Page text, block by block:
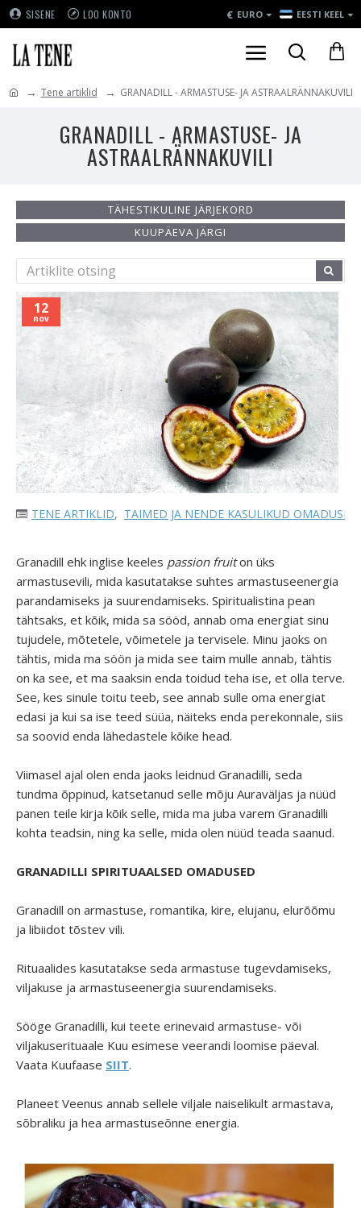
SISENE LOO KONTO € EURO EESTI KEEL
Tene artiklid GRANADILL - ARMASTUSE- JA ASTRAALRÄNNAKUVILI
GRANADILL - ARMASTUSE- JA
ASTRAALRÄNNAKUVILI
TÄHESTIKULINE JÄRJEKORD
KUUPÄEVA JÄRGI
12
nov
TENE ARTIKLID, TAIMED JA NENDE KASULIKUD OMADUSED
Granadill ehk inglise keeles passion fruiton üks
armastusevili, mida kasutatakse suhtes armastuseenergia
parandamiseks ja suurendamiseks. Spiritualistina pean
tähtsaks, et kõik, mida sa sööd, annab oma energiat sinu
tujudele, mõtetele, võimetele ja tervisele. Minu jaoks on
tähtis, mida ma söön ja mida see taim mulle annab, tähtis
on ka see, et ma saaksin enda toidud teha ise, et olla terve.
See, kes sinule toitu teeb, see annab sulle oma energiat
edasi ja kui sa ise teed süüa, näiteks enda perekonnale, siis
sa soovid enda lähedastele kõike head.
Viimasel ajal olen enda jaoks leidnud Granadilli, seda
tundma õppinud, katsetanud selle mõju Auraväljas ja nüüd
panen teile kirja kõik selle, mida ma juba varem Granadilli
kohta teadsin, ning ka selle, mida olen nüüd teada saanud.
GRANADILLI SPIRITUAALSED OMADUSED
Granadill on armastuse, romantika, kire, elujanu, elurõõmu
ja libiidot tõstev vili.
Rituaalides kasutatakse seda armastuse tugevdamiseks,
viljakuse ja armastuseenergia suurendamiseks.
Sööge Granadilli, kui teete erinevaid armastuse- või
viljakuserituaale Kuu esimese veerandi loomise päeval.
Vaata Kuufaase SIIT.
Planeet Veenus annab sellele viljale naiselikult armastava,
sõbraliku ja hea armastuseõnne energia.